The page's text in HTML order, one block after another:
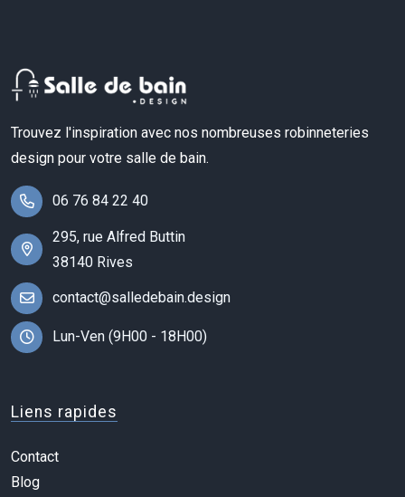
Trouvez l'inspiration avec nos nombreuses robinneteries
design pour votre salle de bain.
06 76 84 22 40
295, rue Alfred Buttin
38140 Rives
contact@salledebain.design
Lun-Ven (9H00 - 18H00)
Liens rapides
Contact
Blog